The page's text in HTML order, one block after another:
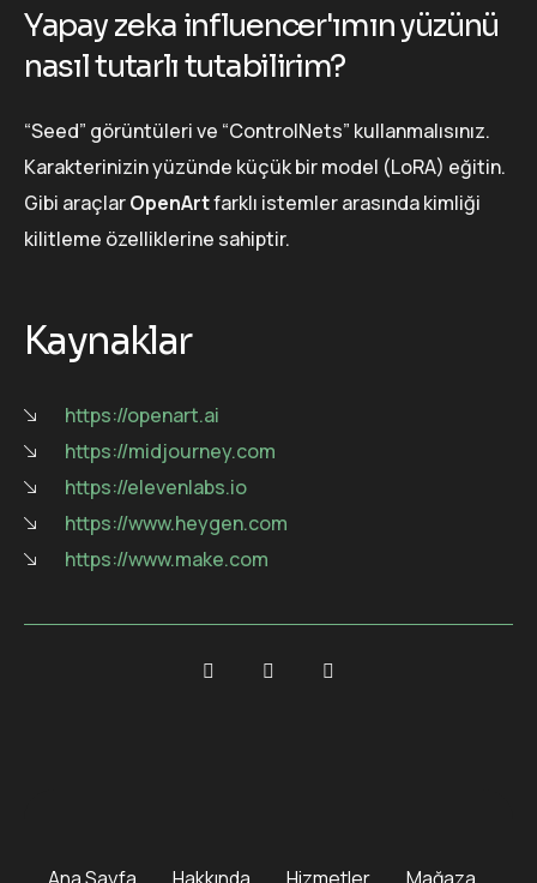
Yapay zeka influencer'ımın yüzünü
nasıl tutarlı tutabilirim?
“Seed” görüntüleri ve “ControlNets” kullanmalısınız.
Karakterinizin yüzünde küçük bir model (LoRA) eğitin.
Gibi araçlarOpenArtfarklı istemler arasında kimliği
kilitleme özelliklerine sahiptir.
Kaynaklar
https://openart.ai
https://midjourney.com
https://elevenlabs.io
https://www.heygen.com
https://www.make.com